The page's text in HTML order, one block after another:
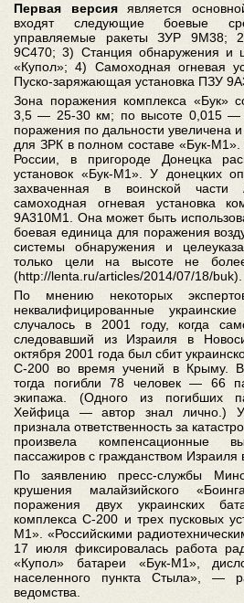
Первая версияявляется
входят следующие боевые
управляемые ракеты ЗУР 9М38;
9С470; 3) Станция обнаружения и
«Купол»; 4) Самоходная огневая
Пуско-заряжающая установка ПЗУ
Зона поражения комплекса «Бук»
3,5 — 25-30 км; по высоте 0,015 —
поражения по дальности увеличена
для ЗРК в полном составе «Бук-
России, в пригороде Донецка
установок «Бук-М1». У донецких
захваченная в воинской
самоходная огневая установка
9А310М1. Она может быть
боевая единица для поражения
системы обнаружения и
только цели на высоте не
(http://lenta.ru/articles/2014/07/18/buk).
По мнению некоторых
неквалифицированные
случалось в 2001 году, когда
следовавший из Израиля в
октября 2001 года был сбит
С-200 во время учений в Крыму. В
тогда погибли 78 человек — 66
экипажа. (Одного из погибших
Хейфица — автор знал лично.)
признала ответственность за
произвела компенсационные
пассажиров с гражданством Израиля
По заявлению пресс-службы
крушения малайзийского
поражения двух украинских
комплекса С-200 и трех пусковых
М1». «Российскими
17 июля фиксировалась работа
«Купол» батареи «Бук-М1»,
населенного пункта Стыла», —
ведомства.